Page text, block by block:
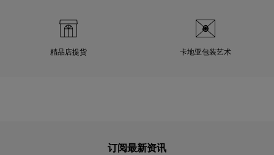
精品店提货 卡地亚包装艺术
订阅最新资讯